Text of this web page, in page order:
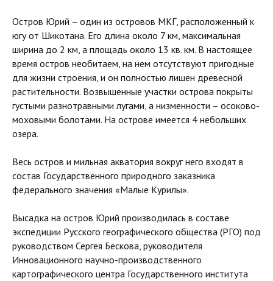
Остров Юрий – один из островов МКГ, расположенный к
югу от Шикотана. Его длина около 7 км, максимальная
ширина до 2 км, а площадь около 13 кв. км. В настоящее
время остров необитаем, на нем отсутствуют пригодные
для жизни строения, и он полностью лишен древесной
растительности. Возвышенные участки острова покрыты
густыми разнотравными лугами, а низменности – осоково-
моховыми болотами. На острове имеется 4 небольших
озера.
Весь остров и мильная акватория вокруг него входят в
состав Государственного природного заказника
федерального значения «Малые Курилы».
Высадка на остров Юрий производилась в составе
экспедиции Русского географического общества (РГО) под
руководством Сергея Бескова, руководителя
Инновационного научно-производственного
картографического центра Государственного института